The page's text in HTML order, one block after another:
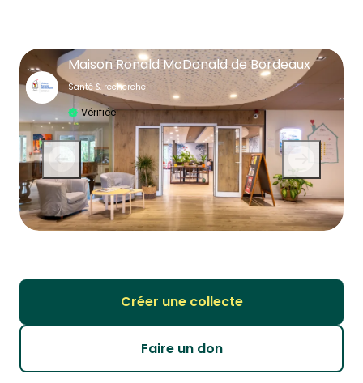
Maison Ronald McDonald de Bordeaux
Santé & recherche
Vérifiée
Créer une collecte
Faire un don